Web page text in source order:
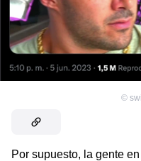
©
Por supuesto, la gente